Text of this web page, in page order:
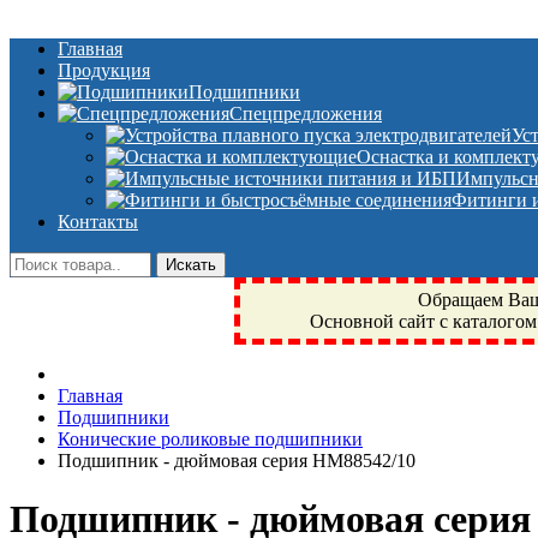
Главная
Продукция
Подшипники
Спецпредложения
Оснастка и
Фитинги
Контакты
Обращаем
Основной сайт с
Фрязино, Антал+, плюс, Свердловский, Загорянский,
техника, сварочные аппараты, NIS, NSK, JED, KPT,
NTN, SKF, купить, заказать
Главная
Подшипники
Конические роликовые подшипники
Подшипник - дюймовая серия HM88542/10
Подшипник - дюймовая серия